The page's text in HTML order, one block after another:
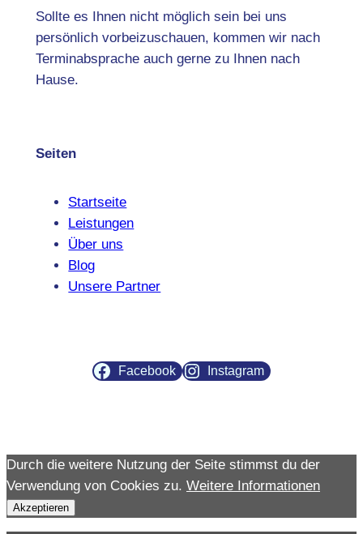
Sollte es Ihnen nicht möglich sein bei uns
persönlich vorbeizuschauen, kommen wir nach
Terminabsprache auch gerne zu Ihnen nach
Hause.
Seiten
Startseite
Leistungen
Über uns
Blog
Unsere Partner
Facebook Instagram
Durch die weitere Nutzung der Seite stimmst du der
Verwendung von Cookies zu. Weitere Informationen
Akzeptieren